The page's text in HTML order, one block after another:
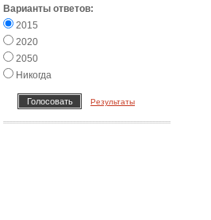
Варианты ответов:
2015
2020
2050
Никогда
Результаты